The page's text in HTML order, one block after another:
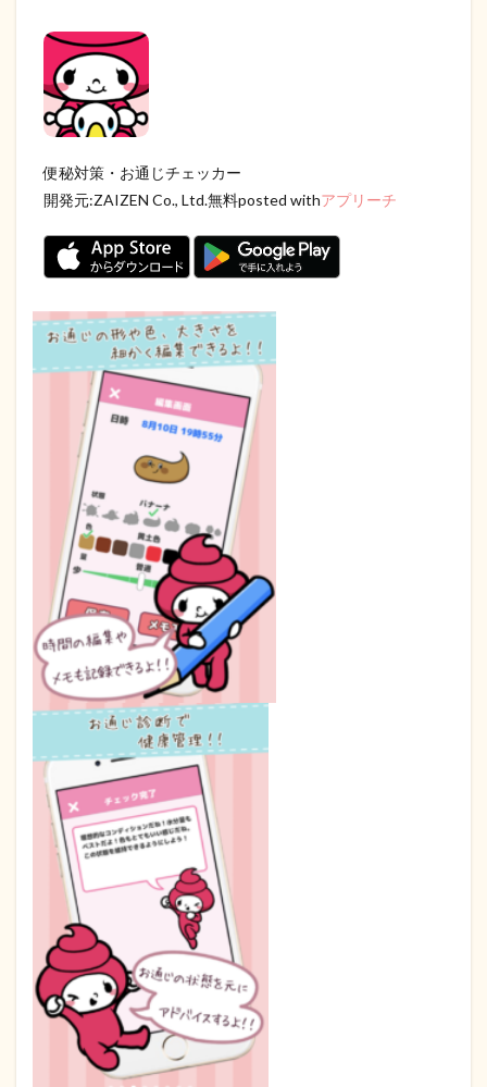
便秘対策・お通じチェッカー
開発元:ZAIZEN Co., Ltd.無料posted withアプリーチ